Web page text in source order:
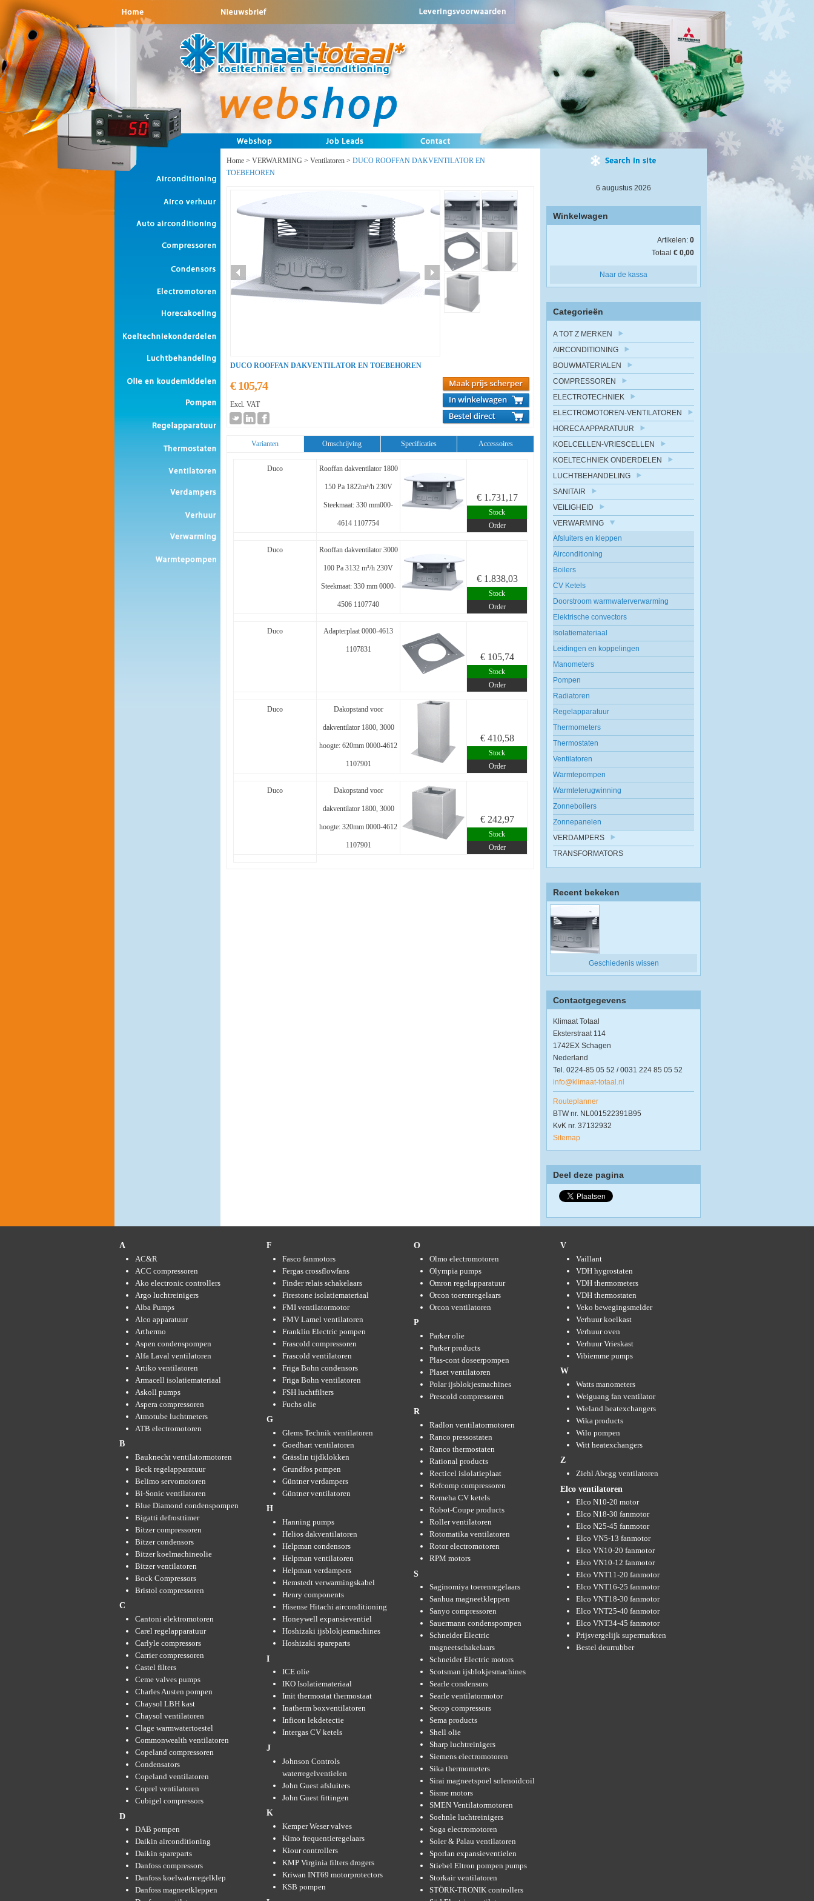
Home > VERWARMING > Ventilatoren > DUCO ROOFFAN DAKVENTILATOR EN
TOEBEHOREN
DUCO ROOFFAN DAKVENTILATOR EN TOEBEHOREN
€ 105,74
Excl. VAT
Varianten Omschrijving Specificaties Accessoires
Duco Rooffan dakventilator 1800
150 Pa 1822m³/h 230V
Steekmaat: 330 mm000-
4614 1107754
€ 1.731,17
Stock
Order
Duco Rooffan dakventilator 3000
100 Pa 3132 m³/h 230V
Steekmaat: 330 mm 0000-
4506 1107740
€ 1.838,03
Stock
Order
Duco Adapterplaat 0000-4613
1107831
€ 105,74
Stock
Order
Duco Dakopstand voor
dakventilator 1800, 3000
hoogte: 620mm 0000-4612
1107901
€ 410,58
Stock
Order
Duco Dakopstand voor
dakventilator 1800, 3000
hoogte: 320mm 0000-4612
1107901
€ 242,97
Stock
Order
6 augustus 2026
Winkelwagen
Artikelen: 0
Totaal € 0,00
Naar de kassa
Categorieën
A TOT Z MERKEN
AIRCONDITIONING
BOUWMATERIALEN
COMPRESSOREN
ELECTROTECHNIEK
ELECTROMOTOREN-VENTILATOREN
HORECA APPARATUUR
KOELCELLEN-VRIESCELLEN
KOELTECHNIEK ONDERDELEN
LUCHTBEHANDELING
SANITAIR
VEILIGHEID
VERWARMING
Afsluiters en kleppen
Airconditioning
Boilers
CV Ketels
Doorstroom warmwaterverwarming
Elektrische convectors
Isolatiemateriaal
Leidingen en koppelingen
Manometers
Pompen
Radiatoren
Regelapparatuur
Thermometers
Thermostaten
Ventilatoren
Warmtepompen
Warmteterugwinning
Zonneboilers
Zonnepanelen
VERDAMPERS
TRANSFORMATORS
Recent bekeken
Geschiedenis wissen
Contactgegevens
Klimaat Totaal
Eksterstraat 114
1742EX Schagen
Nederland
Tel. 0224-85 05 52 / 0031 224 85 05 52
info@klimaat-totaal.nl
Routeplanner
BTW nr. NL001522391B95
KvK nr. 37132932
Sitemap
Deel deze pagina
A
AC&R
ACC compressoren
Ako electronic controllers
Argo luchtreinigers
Alba Pumps
Alco apparatuur
Arthermo
Aspen condenspompen
Alfa Laval ventilatoren
Artiko ventilatoren
Armacell isolatiemateriaal
Askoll pumps
Aspera compressoren
Atmotube luchtmeters
ATB electromotoren
B
Bauknecht ventilatormotoren
Beck regelapparatuur
Belimo servomotoren
Bi-Sonic ventilatoren
Blue Diamond condenspompen
Bigatti defrosttimer
Bitzer compressoren
Bitzer condensors
Bitzer koelmachineolie
Bitzer ventilatoren
Bock Compressors
Bristol compressoren
C
Cantoni elektromotoren
Carel regelapparatuur
Carlyle compressors
Carrier compressoren
Castel filters
Ceme valves pumps
Charles Austen pompen
Chaysol LBH kast
Chaysol ventilatoren
Clage warmwatertoestel
Commonwealth ventilatoren
Copeland compressoren
Condensators
Copeland ventilatoren
Coprel ventilatoren
Cubigel compressors
D
DAB pompen
Daikin airconditioning
Daikin spareparts
Danfoss compressors
Danfoss koelwaterregelklep
Danfoss magneetkleppen
F
Fasco fanmotors
Fergas crossflowfans
Finder relais schakelaars
Firestone isolatiemateriaal
FMI ventilatormotor
FMV Lamel ventilatoren
Franklin Electric pompen
Frascold compressoren
Frascold ventilatoren
Friga Bohn condensors
Friga Bohn ventilatoren
FSH luchtfilters
Fuchs olie
G
Glems Technik ventilatoren
Goedhart ventilatoren
Grässlin tijdklokken
Grundfos pompen
Güntner verdampers
Güntner ventilatoren
H
Hanning pumps
Helios dakventilatoren
Helpman condensors
Helpman ventilatoren
Helpman verdampers
Hemstedt verwarmingskabel
Henry components
Hisense Hitachi airconditioning
Honeywell expansieventiel
Hoshizaki ijsblokjesmachines
Hoshizaki spareparts
I
ICE olie
IKO Isolatiemateriaal
Imit thermostat thermostaat
Inatherm boxventilatoren
Inficon lekdetectie
Intergas CV ketels
J
Johnson Controls
waterregelventielen
John Guest afsluiters
John Guest fittingen
K
Kemper Weser valves
Kimo frequentieregelaars
Kiour controllers
KMP Virginia filters drogers
Kriwan INT69 motorprotectors
KSB pompen
O
Olmo electromotoren
Olympia pumps
Omron regelapparatuur
Orcon toerenregelaars
Orcon ventilatoren
P
Parker olie
Parker products
Plas-cont doseerpompen
Plaset ventilatoren
Polar ijsblokjesmachines
Prescold compressoren
R
Radlon ventilatormotoren
Ranco pressostaten
Ranco thermostaten
Rational products
Recticel islolatieplaat
Refcomp compressoren
Remeha CV ketels
Robot-Coupe products
Roller ventilatoren
Rotomatika ventilatoren
Rotor electromotoren
RPM motors
S
Saginomiya toerenregelaars
Sanhua magneetkleppen
Sanyo compressoren
Sauermann condenspompen
Schneider Electric
magneetschakelaars
Schneider Electric motors
Scotsman ijsblokjesmachines
Searle condensors
Searle ventilatormotor
Secop compressors
Sema products
Shell olie
Sharp luchtreinigers
Siemens electromotoren
Sika thermometers
Sirai magneetspoel solenoidcoil
Sisme motors
SMEN Ventilatormotoren
Soehnle luchtreinigers
Soga electromotoren
Soler & Palau ventilatoren
Sporlan expansieventielen
Stiebel Eltron pompen pumps
Storkair ventilatoren
STÖRK-TRONIK controllers
V
Vaillant
VDH hygrostaten
VDH thermometers
VDH thermostaten
Veko bewegingsmelder
Verhuur koelkast
Verhuur oven
Verhuur Vrieskast
Vibiemme pumps
W
Watts manometers
Weiguang fan ventilator
Wieland heatexchangers
Wika products
Wilo pompen
Witt heatexchangers
Z
Ziehl Abegg ventilatoren
Elco ventilatoren
Elco N10-20 motor
Elco N18-30 fanmotor
Elco N25-45 fanmotor
Elco VN5-13 fanmotor
Elco VN10-20 fanmotor
Elco VN10-12 fanmotor
Elco VNT11-20 fanmotor
Elco VNT16-25 fanmotor
Elco VNT18-30 fanmotor
Elco VNT25-40 fanmotor
Elco VNT34-45 fanmotor
Prijsvergelijk supermarkten
Bestel deurrubber